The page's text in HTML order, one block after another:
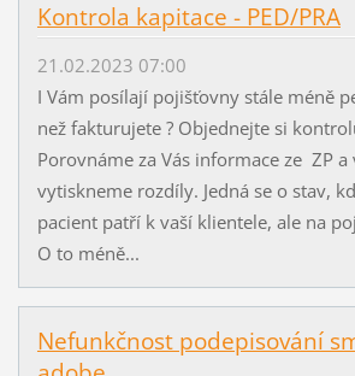
Kontrola kapitace - PED/PRA
21.02.2023 07:00
I Vám posílají pojišťovny stále méně
než fakturujete ? Objednejte si
Porovnáme za Vás informace ze ZP
vytiskneme rozdíly. Jedná se o stav,
pacient patří k vaší klientele, ale na
O to méně...
Nefunkčnost podepisování